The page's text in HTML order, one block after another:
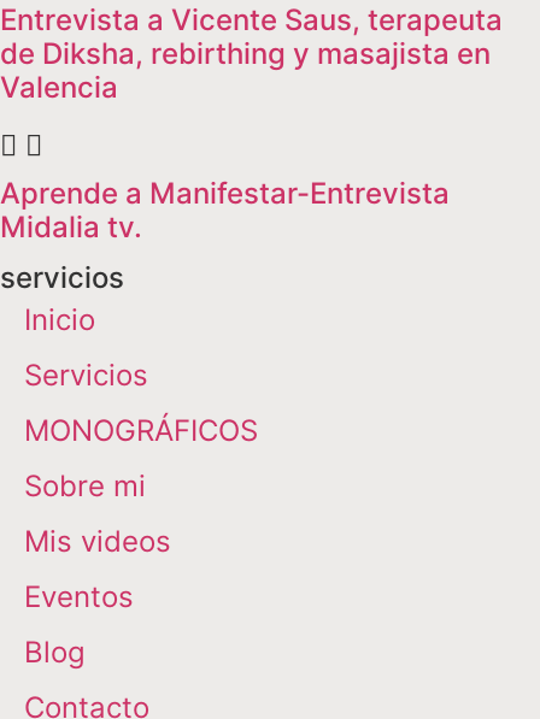
Entrevista a Vicente Saus, terapeuta
de Diksha, rebirthing y masajista en
Valencia
Aprende a Manifestar-Entrevista
Midalia tv.
servicios
Inicio
Servicios
MONOGRÁFICOS
Sobre mi
Mis videos
Eventos
Blog
Contacto